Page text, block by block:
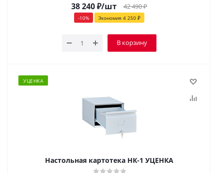
38 240₽/шт 42 490₽
-10% Экономия 4 250₽
В корзину
УЦЕНКА
Настольная картотека НК-1 УЦЕНКА